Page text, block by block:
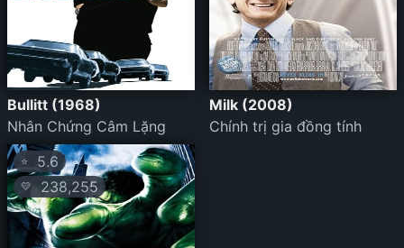
Bullitt (1968)
Nhân Chứng Câm Lặng
Milk (2008)
Chính trị gia đồng tính
⭐ 5.6
💛 238,255